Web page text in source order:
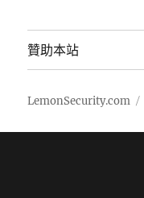
贊助本站
LemonSecurity.com